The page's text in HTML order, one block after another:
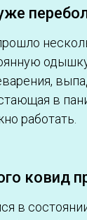
в
работать.
ковид
в